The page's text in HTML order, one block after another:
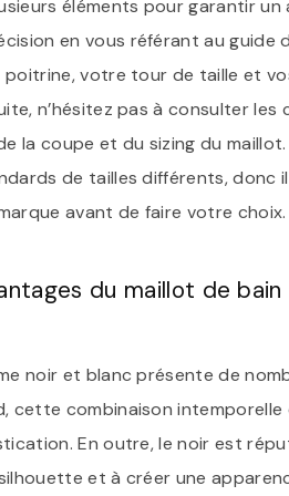
éléments pour garantir
en vous référant au
votre tour de taille et
n’hésitez pas à consulter
la coupe et du sizing du
de tailles différents, donc
avant de faire votre choix.
du maillot de
noir et blanc présente de
cette combinaison
En outre, le noir est
et à créer une